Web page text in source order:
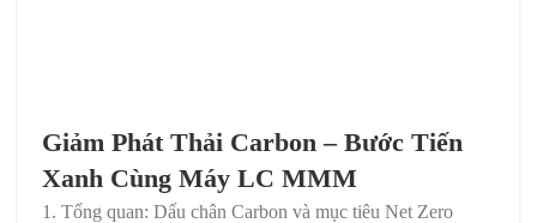
Giảm Phát Thải Carbon – Bước Tiến
Xanh Cùng Máy LC MMM
1. Tổng quan: Dấu chân Carbon và mục tiêu Net Zero